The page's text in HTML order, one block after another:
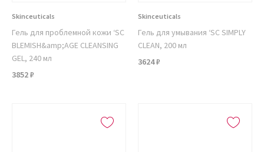
Skinceuticals
Гель для проблемной кожи ‘SC
BLEMISH&amp;AGE CLEANSING
GEL, 240 мл
3852 ₽
Skinceuticals
Гель для умывания ‘SC SIMPLY
CLEAN, 200 мл
3624 ₽